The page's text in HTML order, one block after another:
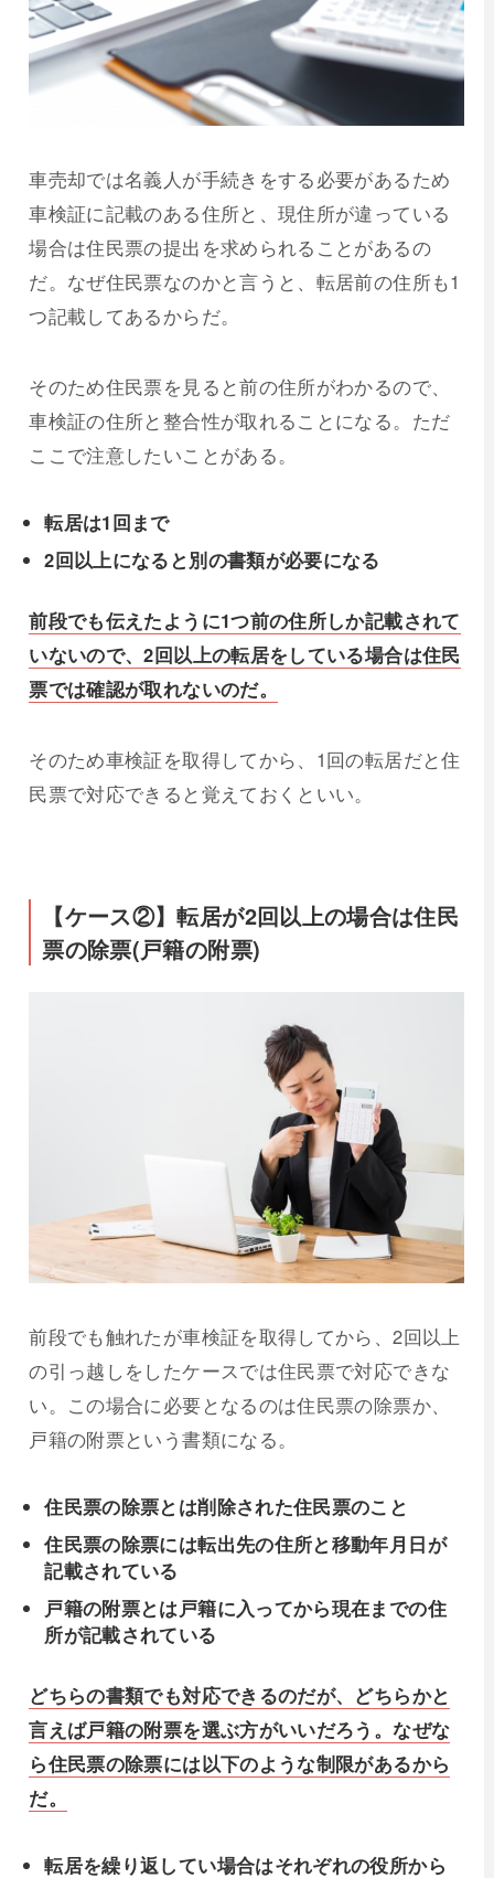
車売却では名義人が手続きをする必要があるため
車検証に記載のある住所と、現住所が違っている
場合は住民票の提出を求められることがあるの
だ。なぜ住民票なのかと言うと、転居前の住所も1
つ記載してあるからだ。
そのため住民票を見ると前の住所がわかるので、
車検証の住所と整合性が取れることになる。ただ
ここで注意したいことがある。
転居は1回まで
2回以上になると別の書類が必要になる
前段でも伝えたように1つ前の住所しか記載されて
いないので、2回以上の転居をしている場合は住民
票では確認が取れないのだ。
そのため車検証を取得してから、1回の転居だと住
民票で対応できると覚えておくといい。
【ケース②】転居が2回以上の場合は住民
票の除票(戸籍の附票)
前段でも触れたが車検証を取得してから、2回以上
の引っ越しをしたケースでは住民票で対応できな
い。この場合に必要となるのは住民票の除票か、
戸籍の附票という書類になる。
住民票の除票とは削除された住民票のこと
住民票の除票には転出先の住所と移動年月日が
記載されている
戸籍の附票とは戸籍に入ってから現在までの住
所が記載されている
どちらの書類でも対応できるのだが、どちらかと
言えば戸籍の附票を選ぶ方がいいだろう。なぜな
ら住民票の除票には以下のような制限があるから
だ。
転居を繰り返してい場合はそれぞれの役所から